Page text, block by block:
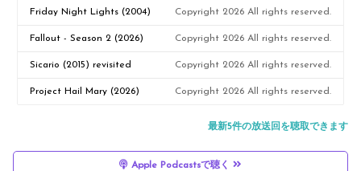
Friday Night Lights (2004)
revisited
Copyright 2026 All rights reserved.
Fallout - Season 2 (2026) Copyright 2026 All rights reserved.
Sicario (2015) revisited Copyright 2026 All rights reserved.
Project Hail Mary (2026) Copyright 2026 All rights reserved.
最新5件の放送回を聴取できます
Apple Podcastsで聴く